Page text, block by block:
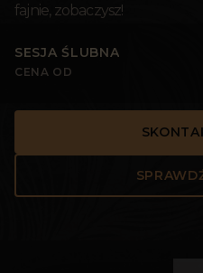
fajnie, zobaczysz!
SESJA ŚLUBNA
CENA OD